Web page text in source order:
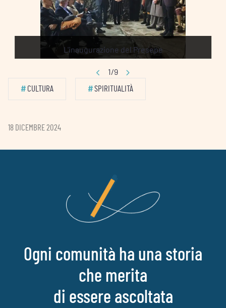
1/9
# CULTURA #SPIRITUALITÀ
18 DICEMBRE 2024
Ogni comunità ha una storia
che merita
di essere ascoltata